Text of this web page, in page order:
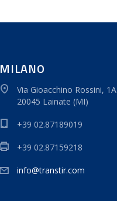
MILANO
Via Gioacchino Rossini, 1A
20045 Lainate (MI)
+39 02.87189019
+39 02.87159218
info@transtir.com